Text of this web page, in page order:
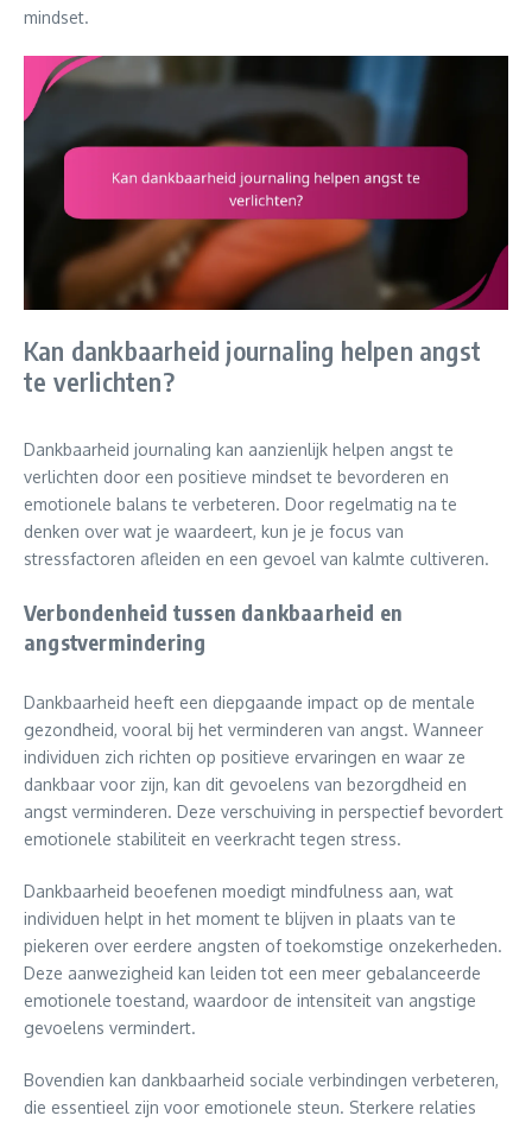
mindset.
Kan dankbaarheid journaling helpen angst
te verlichten?
Dankbaarheid journaling kan aanzienlijk helpen angst te
verlichten door een positieve mindset te bevorderen en
emotionele balans te verbeteren. Door regelmatig na te
denken over wat je waardeert, kun je je focus van
stressfactoren afleiden en een gevoel van kalmte cultiveren.
Verbondenheid tussen dankbaarheid en
angstvermindering
Dankbaarheid heeft een diepgaande impact op de mentale
gezondheid, vooral bij het verminderen van angst. Wanneer
individuen zich richten op positieve ervaringen en waar ze
dankbaar voor zijn, kan dit gevoelens van bezorgdheid en
angst verminderen. Deze verschuiving in perspectief bevordert
emotionele stabiliteit en veerkracht tegen stress.
Dankbaarheid beoefenen moedigt mindfulness aan, wat
individuen helpt in het moment te blijven in plaats van te
piekeren over eerdere angsten of toekomstige onzekerheden.
Deze aanwezigheid kan leiden tot een meer gebalanceerde
emotionele toestand, waardoor de intensiteit van angstige
gevoelens vermindert.
Bovendien kan dankbaarheid sociale verbindingen verbeteren,
die essentieel zijn voor emotionele steun. Sterkere relaties